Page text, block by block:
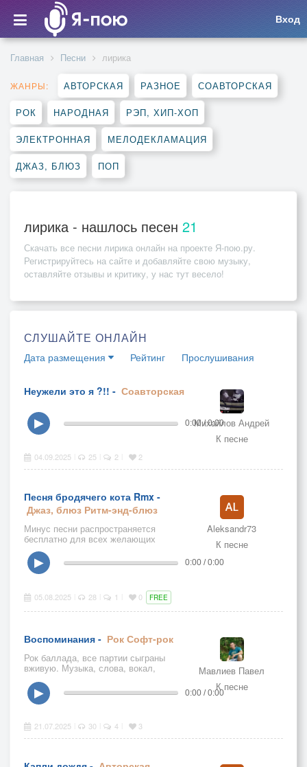
Вход
Главная Песни лирика
ЖАНРЫ: АВТОРСКАЯ РАЗНОЕ СОАВТОРСКАЯ
РОК НАРОДНАЯ РЭП, ХИП-ХОП
ЭЛЕКТРОННАЯ МЕЛОДЕКЛАМАЦИЯ
ДЖАЗ, БЛЮЗ ПОП
лирика - нашлось песен 21
Скачать все песни лирика онлайн на проекте Я-пою.ру.
Регистрируйтесь на сайте и добавляйте свою музыку,
оставляйте отзывы и критику, у нас тут весело!
СЛУШАЙТЕ ОНЛАЙН
Дата размещения Рейтинг Прослушивания
Неужели это я ?!! - Соавторская
Михайлов Андрей
К песне
▶ 0:00 / 0:00
04.09.2025 25 2 2
Песня бродячего кота Rmx -
Джаз, блюз Ритм-энд-блюз
Минус песни распространяется
бесплатно для всех желающих
Aleksandr73
К песне
▶ 0:00 / 0:00
05.08.2025 28 1 0 FREE
Воспоминания - Рок Софт-рок
Рок баллада, все партии сыграны
вживую. Музыка, слова, вокал,
гитара, бас - Павел Мавлиев. Июль
2025 года.
Мавлиев Павел
К песне
▶ 0:00 / 0:00
21.07.2025 30 4 3